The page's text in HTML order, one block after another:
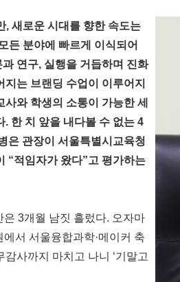
, 새로운 시대를 향한 속도는
든 분야에 빠르게 이식되어
연구, 실행을 거듭하며 진화
는 브랜딩 수업이 이루어지
와 학생의 소통이 가능한 세
한 치 앞을 내다볼 수 없는 4
은 관장이 서울특별시교육청
“적임자가 왔다”고 평가하는
3개월 남짓 흘렀다. 오자마
서 서울융합과학·메이커 축
사까지 마치고 나니 ‘기말고